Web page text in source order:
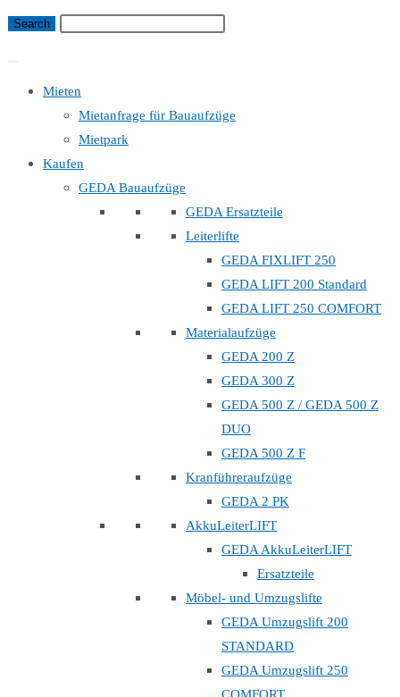
Mieten
Mietanfrage für Bauaufzüge
Mietpark
Kaufen
GEDA Bauaufzüge
GEDA Ersatzteile
Leiterlifte
GEDA FIXLIFT 250
GEDA LIFT 200 Standard
GEDA LIFT 250 COMFORT
Materialaufzüge
GEDA 200 Z
GEDA 300 Z
GEDA 500 Z / GEDA 500 Z
DUO
GEDA 500 Z F
Kranführeraufzüge
GEDA 2 PK
AkkuLeiterLIFT
GEDA AkkuLeiterLIFT
Ersatzteile
Möbel- und Umzugslifte
GEDA Umzugslift 200
STANDARD
GEDA Umzugslift 250